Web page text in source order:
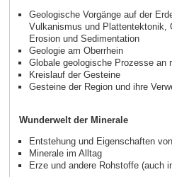
Geologische Vorgänge auf der
Vulkanismus und Plattentektonik,
Erosion und Sedimentation
Geologie am Oberrhein
Globale geologische Prozesse an
Kreislauf der Gesteine
Gesteine der Region und ihre
Wunderwelt der Minerale
Entstehung und Eigenschaften
Minerale im Alltag
Erze und andere Rohstoffe (auch